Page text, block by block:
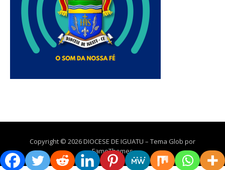
Copyright © 2026 DIOCESE DE IGUATU – Tema Glob por
FameThemes